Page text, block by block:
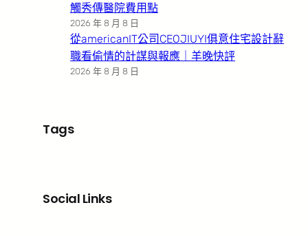
觸秀傳醫院費用點
2026 年 8 月 8 日
從americanIT公司CEOJIUYI俱意住宅設計辭
職看偷情的計謀與報應｜羊晚快評
2026 年 8 月 8 日
Tags
Social Links